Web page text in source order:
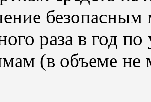
безопасным
раза в год
(в объеме